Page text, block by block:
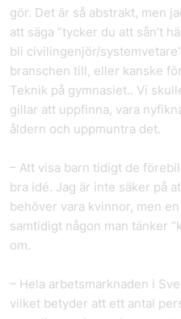
gör. Det är så abstrakt, men
att säga ”tycker du att sån’t
bli civilingenjör/
branschen till, eller kanske
Teknik på gymnasiet.. Vi
gillar att uppfinna, vara
åldern och uppmuntra det.
– Att visa barn tidigt de
bra idé. Jag är inte säker på
behöver vara kvinnor, men
samtidigt någon man tänker
om.
– Hela arbetsmarknaden i
vilket betyder att ett antal